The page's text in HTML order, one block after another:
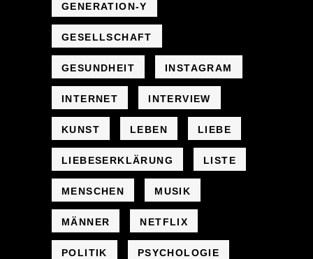
GENERATION-Y
GESELLSCHAFT
GESUNDHEIT INSTAGRAM
INTERNET INTERVIEW
KUNST LEBEN LIEBE
LIEBESERKLÄRUNG LISTE
MENSCHEN MUSIK
MÄNNER NETFLIX
POLITIK PSYCHOLOGIE